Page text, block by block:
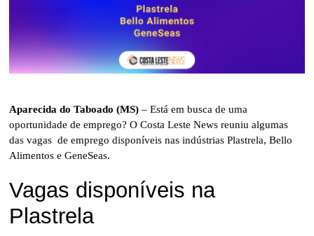
Aparecida do Taboado (MS) – Está em busca de uma
oportunidade de emprego? O Costa Leste News reuniu algumas
das vagas de emprego disponíveis nas indústrias Plastrela, Bello
Alimentos e GeneSeas.
Vagas disponíveis na
Plastrela